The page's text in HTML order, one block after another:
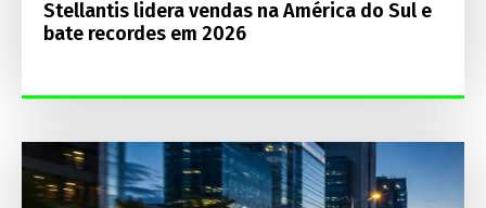
Stellantis lidera vendas na América do Sul e
bate recordes em 2026